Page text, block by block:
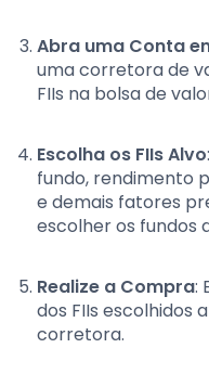
Abra uma Conta
uma corretora de
FIIs na bolsa de
Escolha os FIIs Alvo
fundo, rendimento
e demais fatores
escolher os fundos
Realize a Compra:
dos FIIs escolhidos
corretora.